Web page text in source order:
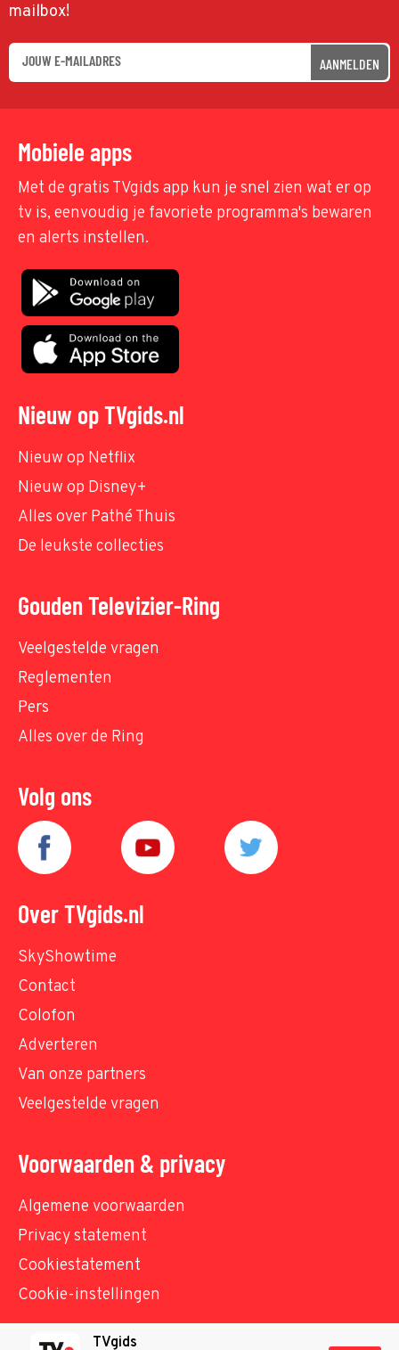
mailbox!
AANMELDEN
Mobiele apps
Met de gratis TVgids app kun je snel zien wat er op
tv is, eenvoudig je favoriete programma's bewaren
en alerts instellen.
Nieuw op TVgids.nl
Nieuw op Netflix
Nieuw op Disney+
Alles over Pathé Thuis
De leukste collecties
Gouden Televizier-Ring
Veelgestelde vragen
Reglementen
Pers
Alles over de Ring
Volg ons
Over TVgids.nl
SkyShowtime
Contact
Colofon
Adverteren
Van onze partners
Veelgestelde vragen
Voorwaarden & privacy
Algemene voorwaarden
Privacy statement
Cookiestatement
Cookie-instellingen
TVgids